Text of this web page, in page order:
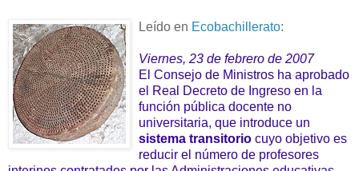
Leído en Ecobachillerato:
Viernes, 23 de febrero de 2007
El Consejo de Ministros ha aprobado
el Real Decreto de Ingreso en la
función pública docente no
universitaria, que introduce un
sistema transitorio cuyo objetivo es
reducir el número de profesores